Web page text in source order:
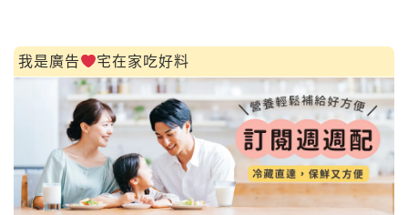
我是廣告 宅在家吃好料